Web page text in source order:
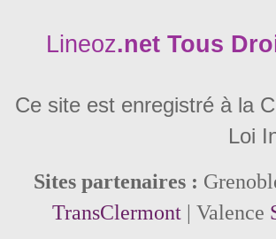
Lineoz.net Tous
Ce site est enregistré à la
Loi
Sites partenaires :
TransClermont| Valence